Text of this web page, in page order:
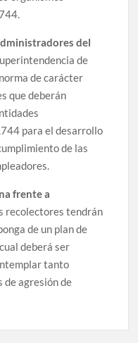
del
de
de carácter
que deberán
para el desarrollo
de las
frente a
recolectores tendrán
de un plan de
deberá ser
tanto
de agresión de